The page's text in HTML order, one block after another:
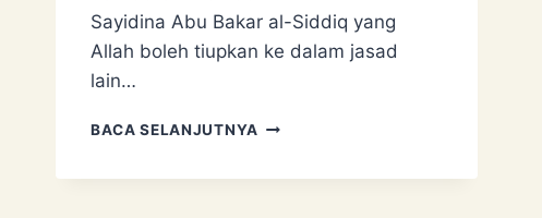
Sayidina Abu Bakar al-Siddiq yang
Allah boleh tiupkan ke dalam jasad
lain…
BACA SELANJUTNYA USTAZ